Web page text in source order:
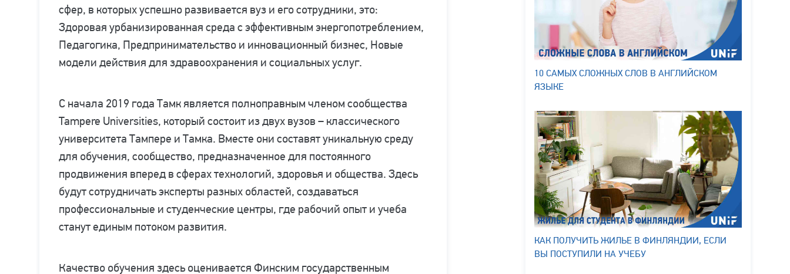
сфер, в которых успешно развивается вуз и его сотрудники, это:
Здоровая урбанизированная среда с эффективным энергопотреблением,
Педагогика, Предпринимательство и инновационный бизнес, Новые
модели действия для здравоохранения и социальных услуг.
С начала 2019 года Тамк является полноправным членом сообщества
Tampere Universities, который состоит из двух вузов – классического
университета Тампере и Тамка. Вместе они составят уникальную среду
для обучения, сообщество, предназначенное для постоянного
продвижения вперед в сферах технологий, здоровья и общества. Здесь
будут сотрудничать эксперты разных областей, создаваться
профессиональные и студенческие центры, где рабочий опыт и учеба
станут единым потоком развития.
Качество обучения здесь оценивается Финским государственным
10 САМЫХ СЛОЖНЫХ СЛОВ В АНГЛИЙСКОМ
ЯЗЫКЕ
КАК ПОЛУЧИТЬ ЖИЛЬЕ В ФИНЛЯНДИИ, ЕСЛИ
ВЫ ПОСТУПИЛИ НА УЧЕБУ